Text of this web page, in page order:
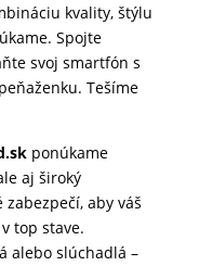
kvality, štýlu
Spojte
svoj smartfón s
Tešíme
ponúkame
aj široký
aby váš
top stave.
alebo slúchadlá –